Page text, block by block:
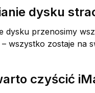
dysku
dysku przenosimy
wszystko zostaje na
czyścić